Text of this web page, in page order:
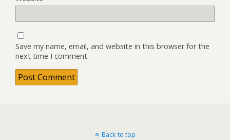
Save my name, email, and website in this browser for the
next time I comment.
Back to top